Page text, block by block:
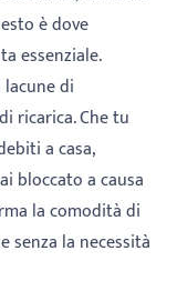
è dove
essenziale.
di
ricarica. Che tu
a casa,
bloccato a causa
la comodità di
senza la necessità